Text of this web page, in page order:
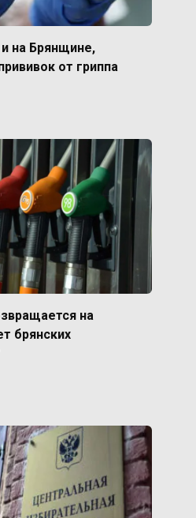
на Брянщине,
от гриппа
на
брянских